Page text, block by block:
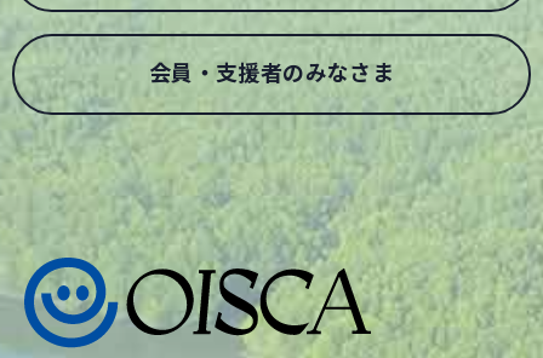
会員・支援者のみなさま